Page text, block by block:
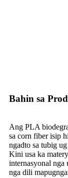
Bahin sa
Ang PLA
sa corn fiber isip
ngadto sa tubig
Kini usa ka
internasyonal nga
nga dili